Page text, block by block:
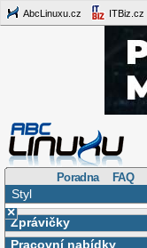
AbcLinuxu.cz ITBiz.cz
Poradna FAQ
Styl
×
Zprávičky
Pracovní nabídky